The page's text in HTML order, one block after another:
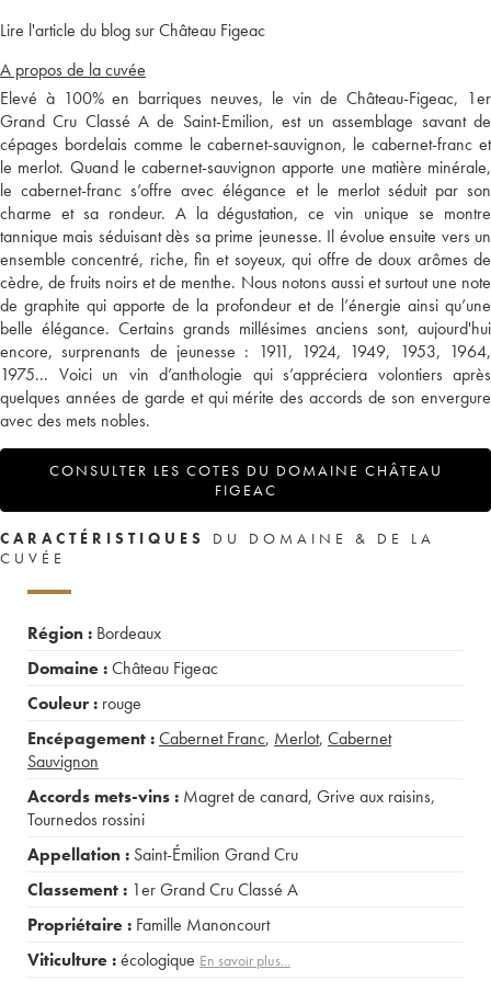
Lire l'article du blog sur Château Figeac
A propos de la cuvée
Elevé à 100% en barriques neuves, le vin de Château-Figeac, 1er
Grand Cru Classé A de Saint-Emilion, est un assemblage savant de
cépages bordelais comme le cabernet-sauvignon, le cabernet-franc et
le merlot. Quand le cabernet-sauvignon apporte une matière minérale,
le cabernet-franc s’offre avec élégance et le merlot séduit par son
charme et sa rondeur. A la dégustation, ce vin unique se montre
tannique mais séduisant dès sa prime jeunesse. Il évolue ensuite vers un
ensemble concentré, riche, fin et soyeux, qui offre de doux arômes de
cèdre, de fruits noirs et de menthe. Nous notons aussi et surtout une note
de graphite qui apporte de la profondeur et de l’énergie ainsi qu’une
belle élégance. Certains grands millésimes anciens sont, aujourd'hui
encore, surprenants de jeunesse : 1911, 1924, 1949, 1953, 1964,
1975... Voici un vin d’anthologie qui s’appréciera volontiers après
quelques années de garde et qui mérite des accords de son envergure
avec des mets nobles.
CONSULTER LES COTES DU DOMAINE CHÂTEAU
FIGEAC
CARACTÉRISTIQUES
DU DOMAINE & DE LA
CUVÉE
Région : Bordeaux
Domaine :Château Figeac
Couleur : rouge
Encépagement :Cabernet Franc, Merlot, Cabernet
Sauvignon
Accords mets-vins : Magret de canard, Grive aux raisins,
Tournedos rossini
Appellation : Saint-Émilion Grand Cru
Classement : 1er Grand Cru Classé A
Propriétaire : Famille Manoncourt
Viticulture :écologique En savoir plus...